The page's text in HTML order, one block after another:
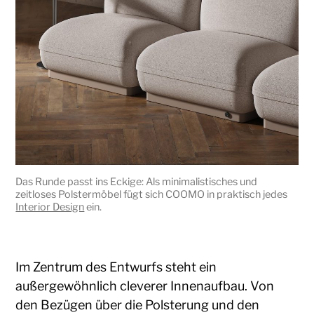
Das Runde passt ins Eckige: Als minimalistisches und
zeitloses Polstermöbel fügt sich COOMO in praktisch jedes
Interior Designein.
Im Zentrum des Entwurfs steht ein
außergewöhnlich cleverer Innenaufbau. Von
den Bezügen über die Polsterung und den